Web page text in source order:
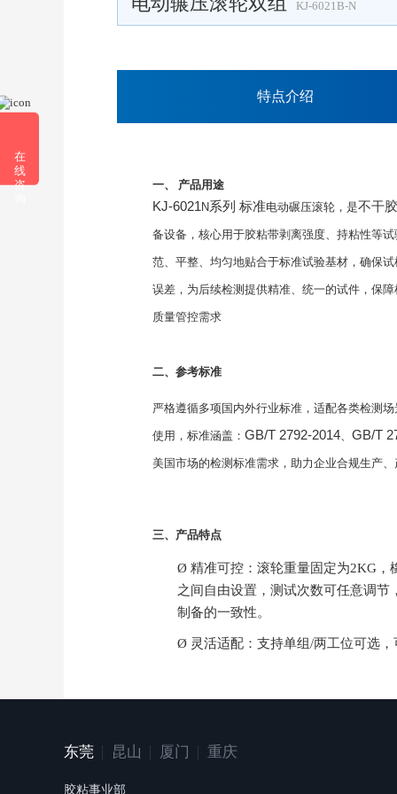
KJ-6021B-N
特点介绍
一、 产品用途
KJ-6021 N系列 标准电动碾压滚轮，是不干
备设备，核心用于胶粘带剥离强度、持粘性等
范、平整、均匀地贴合于标准试验基材，确保
误差，为后续检测提供精准、统一的试件，保
质量管控需求
二、参考标准
严格遵循多项国内外行业标准，适配各类检测
使用，标准涵盖： GB/T 2792-2014、 GB/T
美国市场的检测标准需求，助力企业合规生产
三、产品特点
Ø 精准可控：滚轮重量固定为2KG，
之间自由设置，测试次数可任意调
制备的一致性。
Ø 灵活适配：支持单组/两工位可选
Ø 操作便捷：一键启动，自动化完成
Ø 稳定耐用：机台整体设计稳固，机
东莞 昆山 厦门 重庆
胶粘事业部
在
线
咨